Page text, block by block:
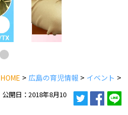
HOME > 広島の育児情報> イベント >
公開日：2018年8月10